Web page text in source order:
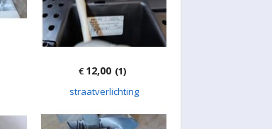
€12,00 (1)
straatverlichting